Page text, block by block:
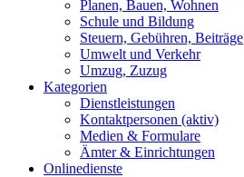
Planen, Bauen, Wohnen
Schule und Bildung
Steuern, Gebühren, Beiträge
Umwelt und Verkehr
Umzug, Zuzug
Kategorien
Dienstleistungen
Kontaktpersonen (aktiv)
Medien & Formulare
Ämter & Einrichtungen
Onlinedienste